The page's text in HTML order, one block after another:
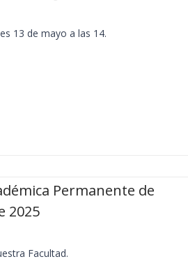
13 de mayo a las 14.
Permanente de
2025
Facultad.